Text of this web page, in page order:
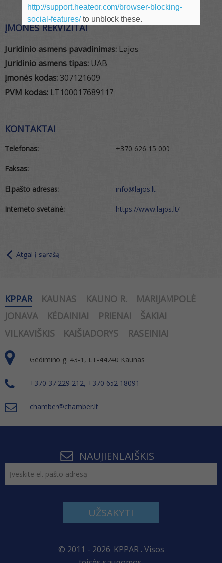
ĮMONĖS REKVIZITAI
Juridinio asmens pavadinimas: Lajos
Juridinio asmens tipas: UAB
Įmonės kodas: 307121609
PVM kodas: LT100017689117
KONTAKTAI
Telefonas:
Faksas:
El.pašto adresas:
Interneto svetainė:
+370 626 15 000
info@lajos.lt
https://www.lajos.lt/
Atgal į sąrašą
KPPAR KAUNAS KAUNO R.
MARIJAMPOLĖ
JONAVA
KĖDAINIAI PRIENAI
ŠAKIAI
VILKAVIŠKIS
KAIŠIADORYS RASEINIAI
Gedimino g. 43-1, LT-44240 Kaunas
+370 37 229 212, +370 652 18091
chamber@chamber.lt
NAUJIENLAIŠKIS
UŽSAKYTI
© 2011 - 2026, KPPAR . Visos
http://support.heateor.com/browser-blocking-
social-features/to unblock these.